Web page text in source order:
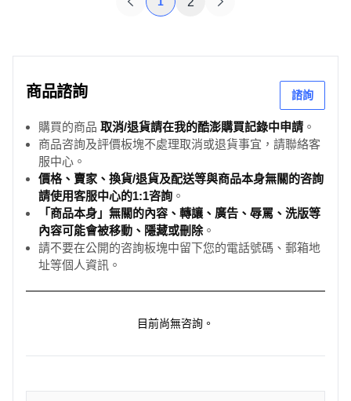
商品諮詢 諮詢
購買的商品 取消/退貨請在我的酷澎購買記錄中申請 。
商品咨詢及評價板塊不處理取消或退貨事宜，請聯絡客
服中心。
價格、賣家、換貨/退貨及配送等與商品本身無關的咨詢
請使用客服中心的1:1咨詢 。
「商品本身」無關的內容、轉讓、廣告、辱罵、洗版等
內容可能會被移動、隱藏或刪除。
請不要在公開的咨詢板塊中留下您的電話號碼、郵箱地
址等個人資訊。
目前尚無咨詢。